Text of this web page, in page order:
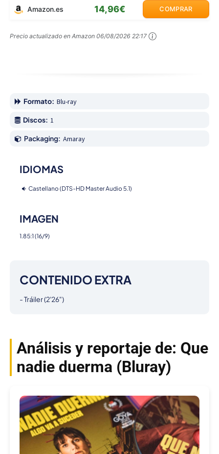
Amazon.es 14,96€ COMPRAR
Precio actualizado en Amazon 06/08/2026 22:17
Formato: Blu-ray
Discos: 1
Packaging: Amaray
IDIOMAS
Castellano (DTS-HD Master Audio 5.1)
IMAGEN
1.85:1 (16/9)
CONTENIDO EXTRA
- Tráiler (2'26")
Análisis y reportaje de: Que
nadie duerma (Bluray)